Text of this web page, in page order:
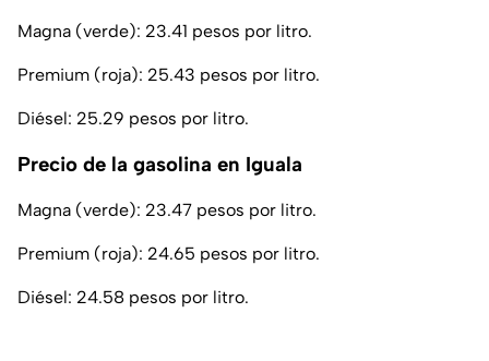
Magna (verde): 23.41 pesos por litro.
Premium (roja): 25.43 pesos por litro.
Diésel: 25.29 pesos por litro.
Precio de la gasolina en Iguala
Magna (verde): 23.47 pesos por litro.
Premium (roja): 24.65 pesos por litro.
Diésel: 24.58 pesos por litro.